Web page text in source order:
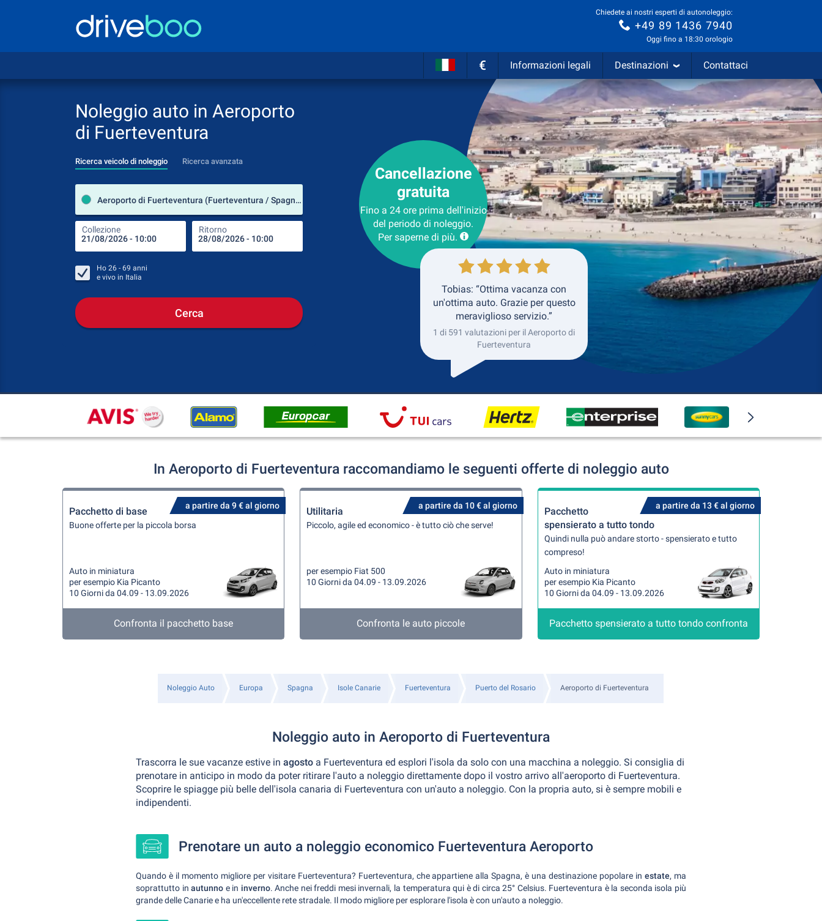
Chiedete ai nostri esperti di autonoleggio:
+49 89 1436 7940
Oggi fino a 18:30 orologio
€ Informazioni legali Destinazioni Contattaci
Noleggio auto in Aeroporto
di Fuerteventura
Ricerca veicolo di noleggio Ricerca avanzata
Aeroporto di Fuerteventura (Fuerteventura / Spagna)
Collezione Ritorno
Luogo del noleggio
Luogo di ritorno
Ho 26 - 69 anni
e vivo in Italia
Cerca
Cancellazione
gratuita
Fino a 24 ore prima dell'inizio
del periodo di noleggio.
Per saperne di più.
Tobias: “Ottima vacanza con
un'ottima auto. Grazie per questo
meraviglioso servizio.”
1 di 591 valutazioni per il Aeroporto di
Fuerteventura
In Aeroporto di Fuerteventura raccomandiamo le seguenti offerte di noleggio auto
a partire da 9 € al giorno
Pacchetto di base
Buone offerte per la piccola borsa
Auto in miniatura
per esempio Kia Picanto
10 Giorni da 04.09 - 13.09.2026
Confronta il pacchetto base
a partire da 10 € al giorno
Utilitaria
Piccolo, agile ed economico - è tutto ciò che serve!
per esempio Fiat 500
10 Giorni da 04.09 - 13.09.2026
Confronta le auto piccole
a partire da 13 € al giorno
Pacchetto
spensierato a tutto tondo
Quindi nulla può andare storto - spensierato e tutto
compreso!
Auto in miniatura
per esempio Kia Picanto
10 Giorni da 04.09 - 13.09.2026
Pacchetto spensierato a tutto tondo confronta
Noleggio Auto Europa Spagna Isole Canarie Fuerteventura Puerto del Rosario Aeroporto di Fuerteventura
Noleggio auto in Aeroporto di Fuerteventura
Trascorra le sue vacanze estive in agosto a Fuerteventura ed esplori l'isola da solo con una macchina a noleggio. Si consiglia di
prenotare in anticipo in modo da poter ritirare l'auto a noleggio direttamente dopo il vostro arrivo all'aeroporto di Fuerteventura.
Scoprire le spiagge più belle dell'isola canaria di Fuerteventura con un'auto a noleggio. Con la propria auto, si è sempre mobili e
indipendenti.
Prenotare un auto a noleggio economico Fuerteventura Aeroporto
Quando è il momento migliore per visitare Fuerteventura? Fuerteventura, che appartiene alla Spagna, è una destinazione popolare inestate, ma
soprattutto inautunno e in inverno. Anche nei freddi mesi invernali, la temperatura qui è di circa 25° Celsius. Fuerteventura è la seconda isola più
grande delle Canarie e ha un'eccellente rete stradale. Il modo migliore per esplorare l'isola è con un'auto a noleggio.